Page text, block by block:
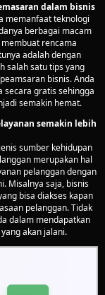
dalam bisnis
memanfaat teknologi
berbagai macam
rencama
adalah dengan
salah satu tips yang
bisnis. Anda
secara gratis sehingga
semakin hemat.
semakin lebih
sumber kehidupan
merupakan hal
pelanggan dengan
Misalnya saja, bisnis
bisa diakses kapan
pelanggan. Tidak
dalam mendapatkan
akan jalani.